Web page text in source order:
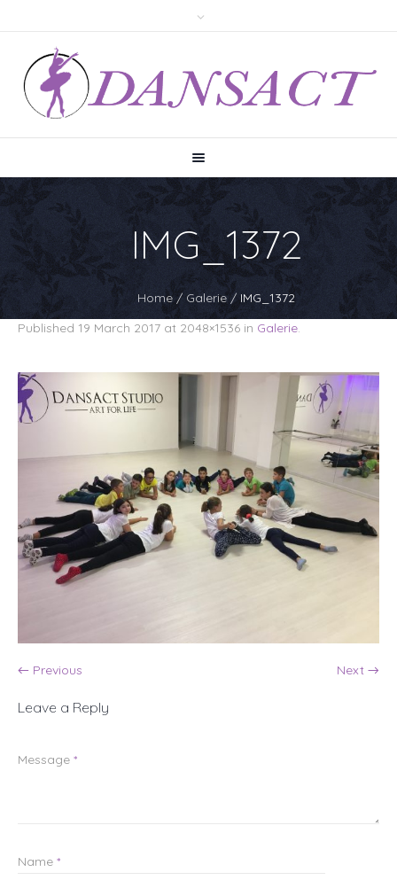
IMG_1372
Home / Galerie /IMG_1372
Published 19 March 2017 at 2048×1536 in Galerie.
← Previous Next →
Leave a Reply
Message *
Name *